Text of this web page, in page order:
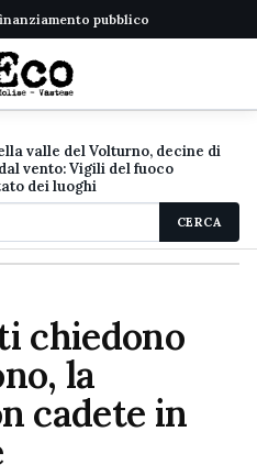
pubblico
valle del Volturno, decine di
vento: Vigili del fuoco
dei luoghi
CERCA
chiedono
la
cadete in